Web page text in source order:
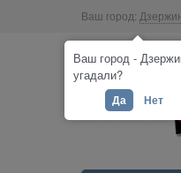
Ваш город:
Ваш город -
угадали?
Да Нет